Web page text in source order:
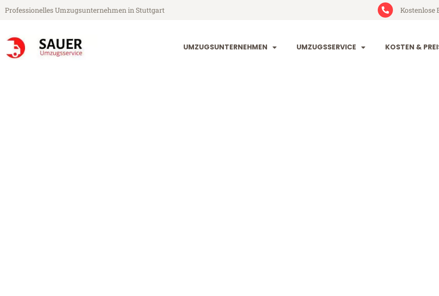
Professionelles Umzugsunternehmen in Stuttgart Kostenlose
UMZUGSUNTERNEHMEN UMZUGSSERVICE KOSTEN &